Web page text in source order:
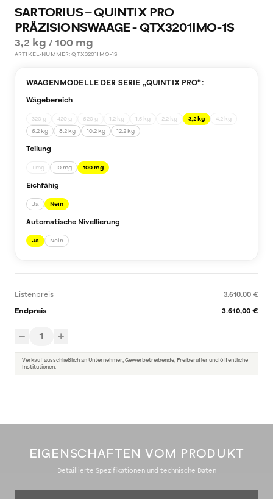
SARTORIUS – QUINTIX PRO
PRÄZISIONSWAAGE - QTX3201IMO-1S
3,2 kg / 100 mg
ARTIKEL-NUMMER:QTX3201IMO-1S
WAAGENMODELLE DER SERIE „QUINTIX PRO“:
Wägebereich
320 g 420 g 620 g 1,2 kg 1,5 kg 2,2 kg 3,2 kg
4,2 kg
6,2 kg
8,2 kg 10,2 kg 12,2 kg
Teilung
1 mg 10 mg 100 mg
Eichfähig
Ja Nein
Automatische Nivellierung
Ja Nein
Listenpreis
3.610,00 €
Endpreis
3.610,00 €
− 1 +
Verkauf ausschließlich an Unternehmer, Gewerbetreibende, Freiberufler und öffentliche
Institutionen.
EIGENSCHAFTEN VOM PRODUKT
Detaillierte Spezifikationen und technische Daten